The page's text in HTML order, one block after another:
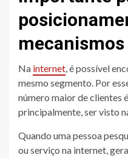
Na internet, é possível
mesmo segmento. Por
número maior de clientes
principalmente, ser visto
Quando uma pessoa
ou serviço na internet,